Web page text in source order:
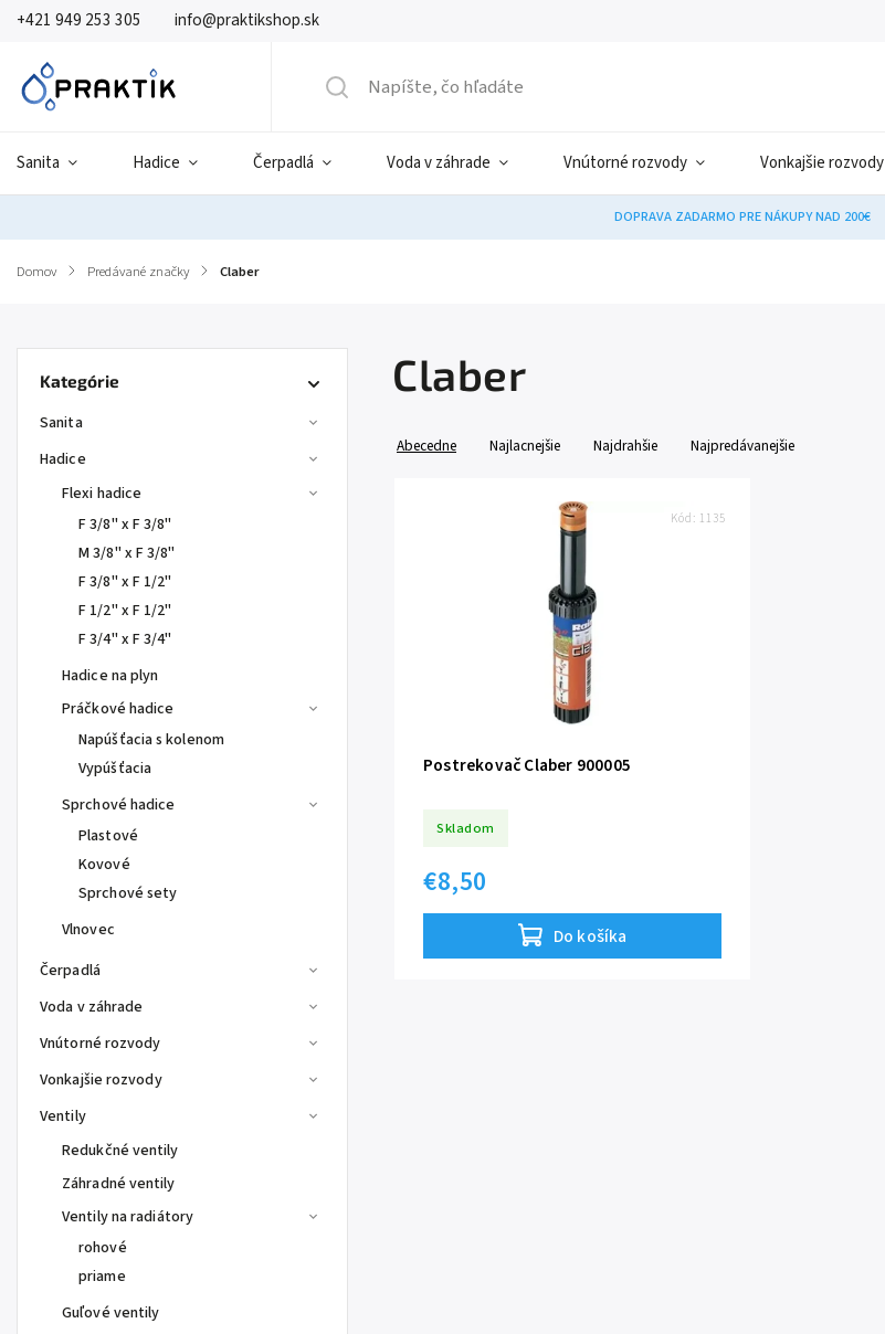
+421 949 253 305 info@praktikshop.sk
Sanita Hadice Čerpadlá Voda v záhrade Vnútorné rozvody Vonkajšie rozvody
DOPRAVA ZADARMO PRE NÁKUPY NAD 200€
Domov / Predávané značky / Claber
Kategórie
Sanita
Hadice
Flexi hadice
F 3/8" x F 3/8"
M 3/8" x F 3/8"
F 3/8" x F 1/2"
F 1/2" x F 1/2"
F 3/4" x F 3/4"
Hadice na plyn
Práčkové hadice
Napúšťacia s kolenom
Vypúšťacia
Sprchové hadice
Plastové
Kovové
Sprchové sety
Vlnovec
Čerpadlá
Voda v záhrade
Vnútorné rozvody
Vonkajšie rozvody
Ventily
Redukčné ventily
Záhradné ventily
Ventily na radiátory
rohové
priame
Guľové ventily
Claber
Abecedne Najlacnejšie Najdrahšie Najpredávanejšie
Postrekovač Claber 900005
Skladom
€8,50
Do košíka
Kód: 1135